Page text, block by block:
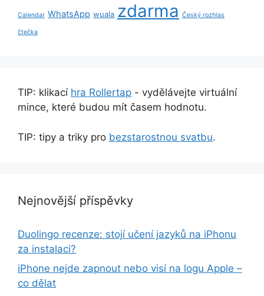
Calendar WhatsApp wuala zdarma Český rozhlas
čtečka
TIP: klikací hra Rollertap - vydělávejte virtuální
mince, které budou mít časem hodnotu.
TIP: tipy a triky pro bezstarostnou svatbu.
Nejnovější příspěvky
Duolingo recenze: stojí učení jazyků na iPhonu
za instalaci?
iPhone nejde zapnout nebo visí na logu Apple –
co dělat